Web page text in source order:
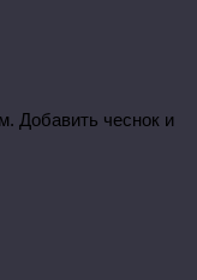
Добавить чеснок и